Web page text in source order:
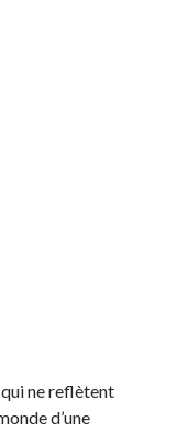
qui ne reflètent
d’une